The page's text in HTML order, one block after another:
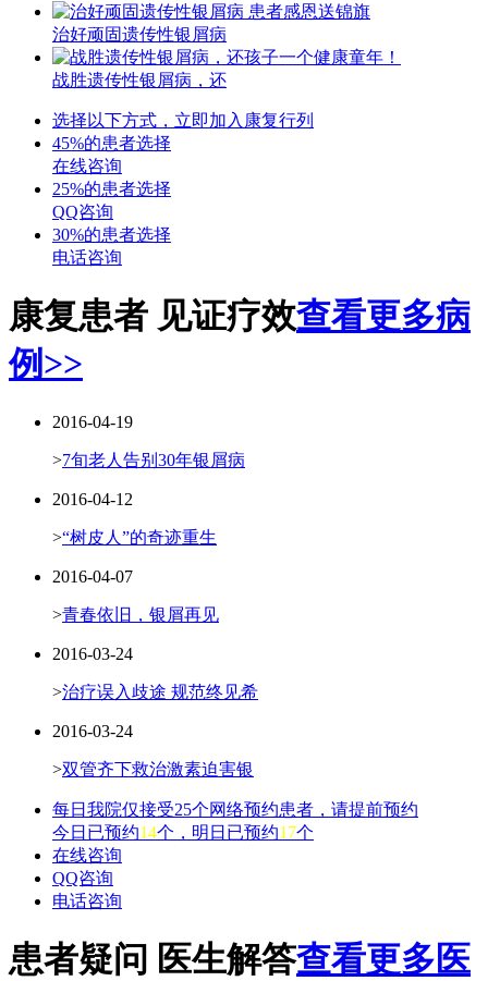
治好顽固遗传性银屑病
战胜遗传性银屑病，还
选择以下方式，立即加入康复行列
45%的患者选择
在线咨询
25%的患者选择
QQ咨询
30%的患者选择
电话咨询
康复患者 见证疗效查看更多病
例>>
2016-04-19
>7旬老人告别30年银屑病
2016-04-12
>“树皮人”的奇迹重生
2016-04-07
>青春依旧，银屑再见
2016-03-24
>治疗误入歧途 规范终见希
2016-03-24
>双管齐下救治激素迫害银
每日我院仅接受25个网络预约患者，请提前预约
今日已预约14个，明日已预约17个
在线咨询
QQ咨询
电话咨询
患者疑问 医生解答查看更多医